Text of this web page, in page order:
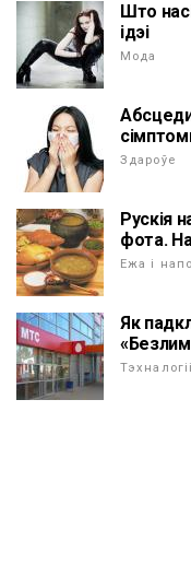
Што
ідэі
Мода
Здароўе
Рускія
фота.
Ежа і
Як
Тэхналогіі